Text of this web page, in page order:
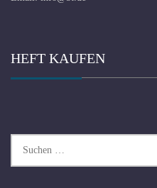
HEFT KAUFEN
nach: